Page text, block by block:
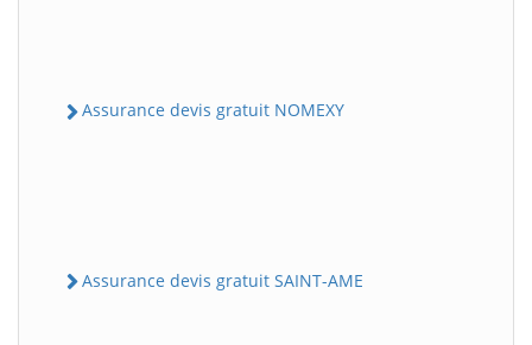
Assurance devis gratuit NOMEXY
Assurance devis gratuit SAINT-AME